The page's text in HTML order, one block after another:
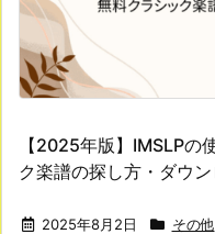
【2025年版】IMSLPの
ク楽譜の探し方・ダウ
2025年8月2日 その他